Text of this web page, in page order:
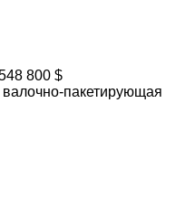
800 $
валочно-пакетирующая